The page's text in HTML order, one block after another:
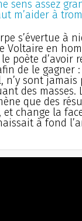
sens assez
m’aider à
s’évertue à
Voltaire en
poète d’avoir
de le gagner
n’y sont
des masses.
que des
et change la
à fond